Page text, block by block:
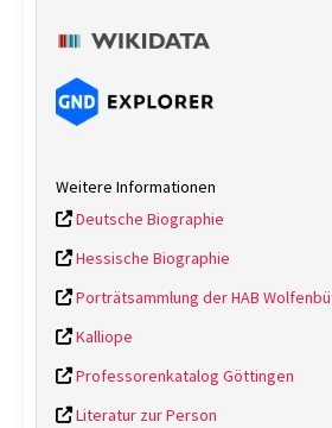
Weitere Informationen
Deutsche Biographie
Hessische Biographie
Porträtsammlung der HAB
Kalliope
Professorenkatalog Göttingen
Literatur zur Person